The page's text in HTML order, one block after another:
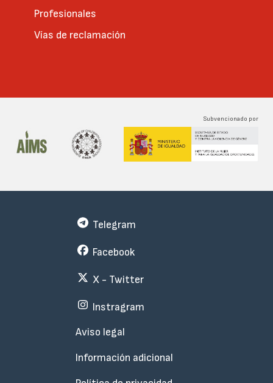
Profesionales
Vías de reclamación
Subvencionado por
Subfooter
Telegram
Facebook
X - Twitter
Instragram
Aviso legal
Información adicional